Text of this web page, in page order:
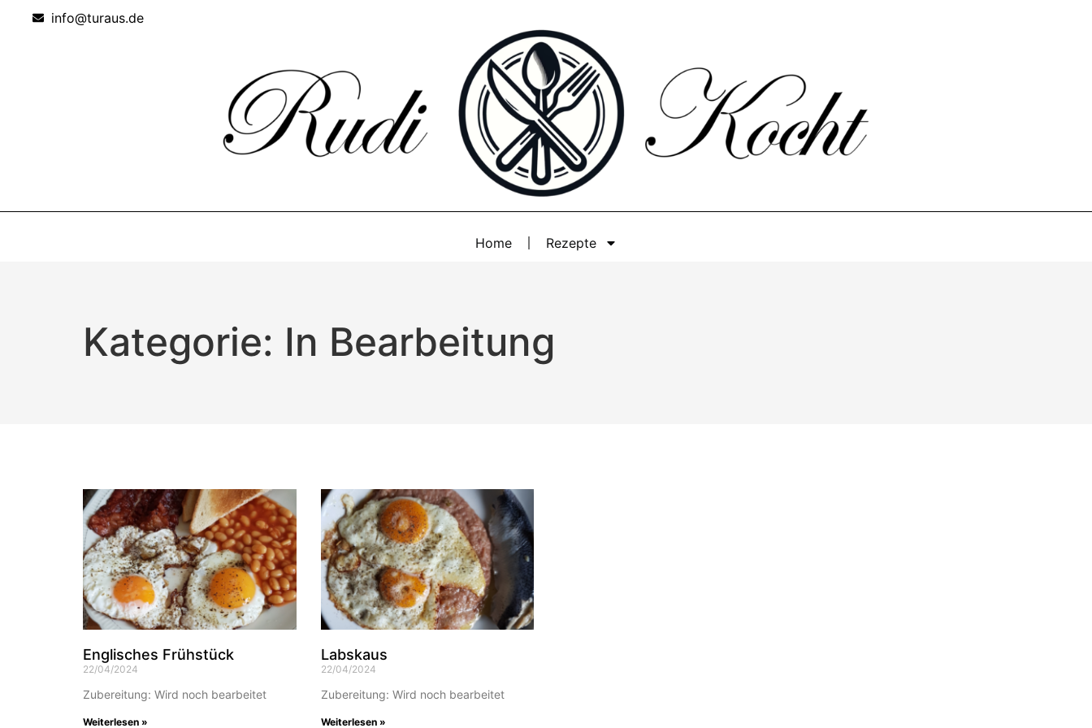
info@turaus.de
Home Rezepte
Kategorie: In Bearbeitung
Englisches Frühstück
22/04/2024
Zubereitung: Wird noch bearbeitet
Weiterlesen »
Labskaus
22/04/2024
Zubereitung: Wird noch bearbeitet
Weiterlesen »